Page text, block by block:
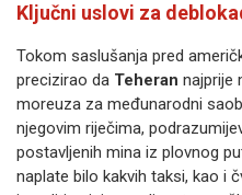
Ključni uslovi za
Tokom saslušanja pred
precizirao da Teheran najprije
moreuza za međunarodni
njegovim riječima,
postavljenih mina iz plovnog
naplate bilo kakvih taksi, kao i